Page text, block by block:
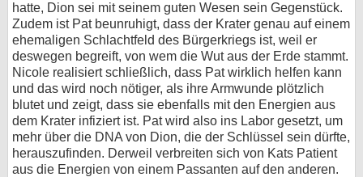
hatte, Dion sei mit seinem guten Wesen sein Gegenstück.
Zudem ist Pat beunruhigt, dass der Krater genau auf einem
ehemaligen Schlachtfeld des Bürgerkriegs ist, weil er
deswegen begreift, von wem die Wut aus der Erde stammt.
Nicole realisiert schließlich, dass Pat wirklich helfen kann
und das wird noch nötiger, als ihre Armwunde plötzlich
blutet und zeigt, dass sie ebenfalls mit den Energien aus
dem Krater infiziert ist. Pat wird also ins Labor gesetzt, um
mehr über die DNA von Dion, die der Schlüssel sein dürfte,
herauszufinden. Derweil verbreiten sich von Kats Patient
aus die Energien von einem Passanten auf den anderen.